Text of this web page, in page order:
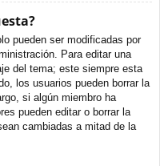
pueden ser modificadas por
Para editar una
del tema; este siempre esta
los usuarios pueden borrar la
si algún miembro ha
pueden editar o borrar la
cambiadas a mitad de la